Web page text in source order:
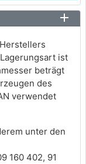
ist
beträgt
des
verwendet
unter den
160 402, 91